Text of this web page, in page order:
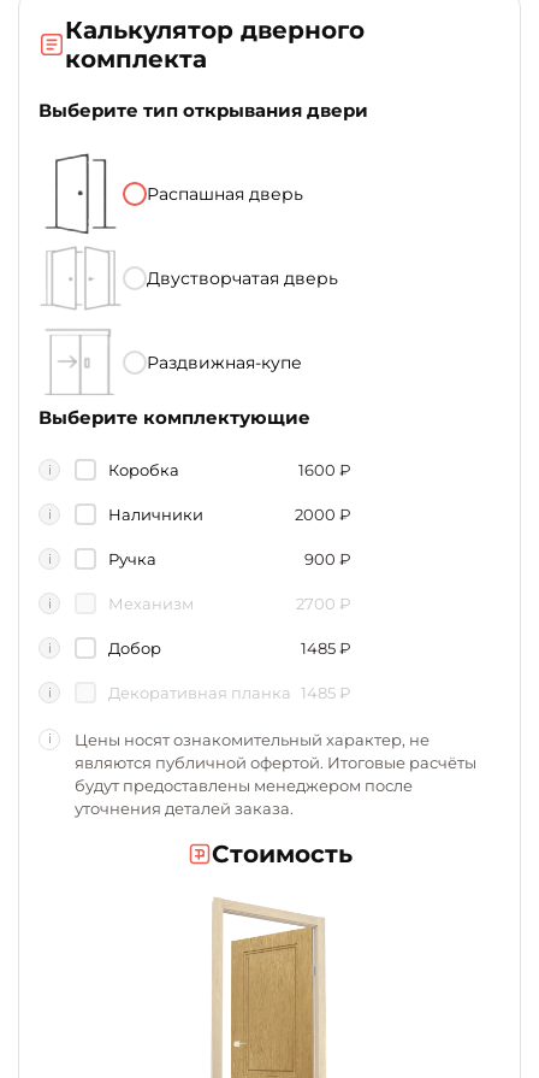
Калькулятор дверного
комплекта
Выберите тип открывания двери
Распашная дверь
Двустворчатая дверь
Раздвижная-купе
Выберите комплектующие
i Коробка 1600 ₽
i Наличники 2000 ₽
i Ручка 900 ₽
i Механизм 2700 ₽
i Добор 1485₽
i Декоративная планка 1485 ₽
i
Цены носят ознакомительный характер, не
являются публичной офертой. Итоговые расчёты
будут предоставлены менеджером после
уточнения деталей заказа.
Стоимость